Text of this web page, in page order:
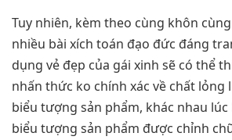
Tuy nhiên, kèm theo cùng khôn
nhiều bài xích toán đạo đức đáng
dụng vẻ đẹp của gái xinh sẽ có thể
nhấn thức ko chính xác về chất lỏng
biểu tượng sản phẩm, khác nhau
biểu tượng sản phẩm được chỉnh